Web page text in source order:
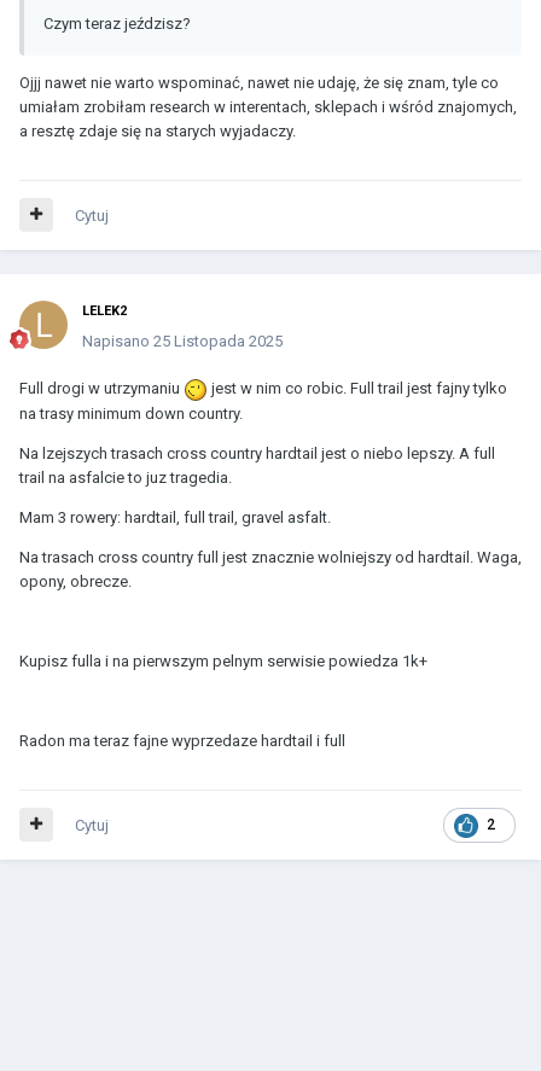
Czym teraz jeździsz?
Ojjj nawet nie warto wspominać, nawet nie udaję, że się znam, tyle co
umiałam zrobiłam research w interentach, sklepach i wśród znajomych,
a resztę zdaje się na starych wyjadaczy.
Cytuj
LELEK2
Napisano 25 Listopada 2025
Full drogi w utrzymaniu
jest w nim co robic. Full trail jest fajny tylko
na trasy minimum down country.
Na lzejszych trasach cross country hardtail jest o niebo lepszy. A full
trail na asfalcie to juz tragedia.
Mam 3 rowery: hardtail, full trail, gravel asfalt.
Na trasach cross country full jest znacznie wolniejszy od hardtail. Waga,
opony, obrecze.
Kupisz fulla i na pierwszym pelnym serwisie powiedza 1k+
Radon ma teraz fajne wyprzedaze hardtail i full
2
Cytuj